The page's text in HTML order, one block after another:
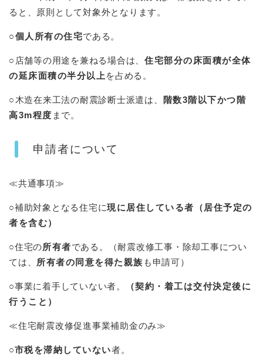
ると、原則として対象外となります。
○個人所有の住宅である。
○ 店舗等の用途を兼ねる場合は、 住宅部分の床面積が全体
の延床面積の半分以上 を占める。
○ 木造在来工法の耐震診断士派遣は、
階数3階以下かつ階
高3m程度 まで。
申請者について
≪共通事項≫
○補助対象となる住宅に現に居住している者（居住予定の
者を含む）
○住宅の所有者である。（耐震改修工事・除却工事につい
ては、 所有者の同意を得た親族 も申請可）
○事業に着手していない者。
（契約・着工は交付決定後に
行うこと）
≪住宅耐震改修促進事業補助金のみ≫
○市税を滞納していない者。